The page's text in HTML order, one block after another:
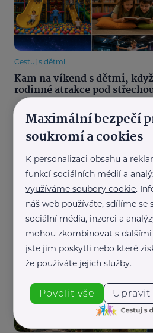
Cestuj s dětmi
Kam na víkend s dětmi,
rodinné atrakce pod
Cestuj s dětmi
Zřícenina Trosky:
věžemi
Maximální bezpečí
soukromí a cookies
K personalizaci obsahu a
funkcí sociálních médií a
využíváme soubory cookie.
náš web používáte, sdílíme
sociální média, inzerci a
mohou zkombinovat s
jste jim poskytli nebo které
že používáte jejich služby.
Povolit vše Upravit